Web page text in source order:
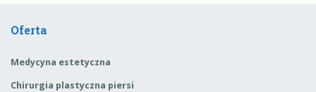
Oferta
Medycyna estetyczna
Chirurgia plastyczna piersi